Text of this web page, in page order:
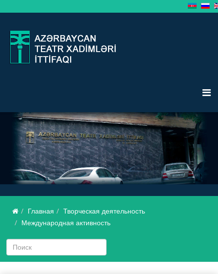
Главная
Творческая деятельность
Международная активность